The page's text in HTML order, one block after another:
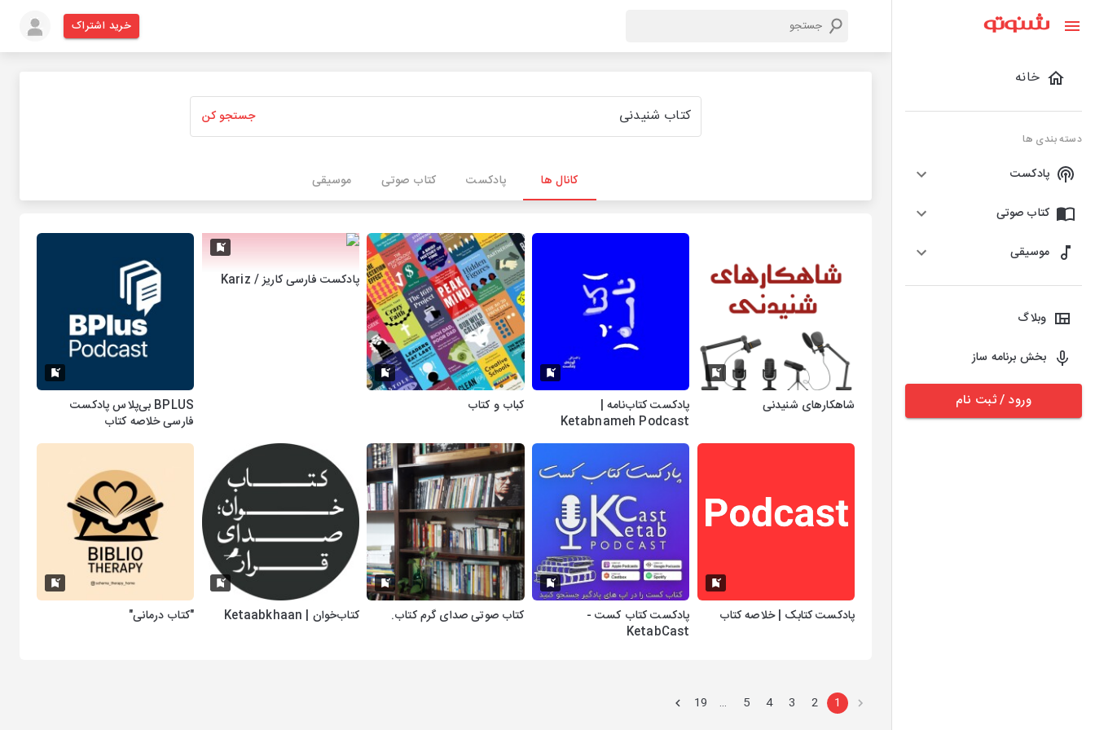
خانه
دسته بندی ها
پادکست
کتاب صوتی
موسیقی
وبلاگ
بخش برنامه ساز
ورود / ثبت نام
خرید اشتراک
جستجو کن
کانال ها پادکست کتاب صوتی موسیقی
شاهکارهای شنیدنی
پادکست کتاب‌نامه |
Ketabnameh Podcast
کباب و کتاب
پادکست فارسی کاریز / Kariz
‌BPLUS بی‌پلاس پادکست
فارسی خلاصه کتاب
پادکست کتابک | خلاصه کتاب
پادکست کتاب کست -
KetabCast
کتاب صوتی صدای گرم کتاب. کتاب‌خوان | Ketaabkhaan "کتاب درمانی"
1
2
3
4
5
…
19